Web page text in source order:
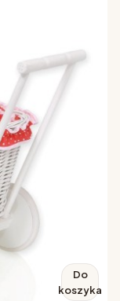
Do
koszyka